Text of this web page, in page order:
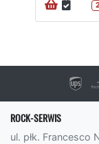
ROCK-SERWIS
ul. płk. Francesco